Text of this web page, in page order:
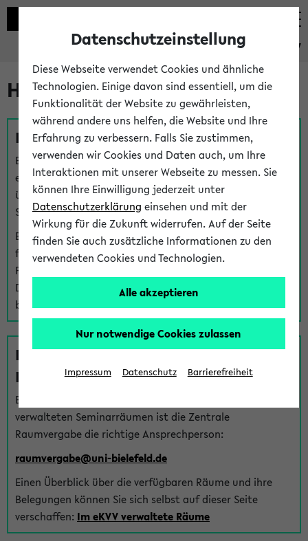
eKVV
Hilfe & Kontakt
Fragen zu einzelnen Veranstaltungen
Bei inhaltlichen und organisatorischen Fragen zu
einzelnen Veranstaltungen finden Sie Ansprechpersonen
über denFragen-Link bei jeder Veranstaltung. Der BIS
Support kann hier meist keine direkte Hilfe leisten.
Bei Veranstaltungen mit eKVV Teilnahmemanagement
finden Sie eine Auskunft über die Personen, die Ihre
Platzzuteilung im eKVV eingetragen haben, auf der
Detailseite zum Teilnahmemanagement der
betreffenden Veranstaltung.
Fragen zu im eKVV verwalteten
Räumen
Bei Fragen zur Vergabe von Hörsälen und vom eKVV
verwalteten Seminarräumen ist die Zentrale
Raumvergabe die richtige Ansprechperson:
raumvergabe@uni-bielefeld.de
Einen Überblick über die verfügbaren Räume und ihre
Belegungen können Sie sich selbst auf dieser Seite
verschaffen: Im eKVV verwaltete Räume
Datenschutzeinstellung
Diese Webseite verwendet Cookies und ähnliche
Technologien. Einige davon sind essentiell, um die
Funktionalität der Website zu gewährleisten,
während andere uns helfen, die Website und Ihre
Erfahrung zu verbessern. Falls Sie zustimmen,
verwenden wir Cookies und Daten auch, um Ihre
Interaktionen mit unserer Webseite zu messen. Sie
können Ihre Einwilligung jederzeit unter
Datenschutzerklärung einsehen und mit der
Wirkung für die Zukunft widerrufen. Auf der Seite
finden Sie auch zusätzliche Informationen zu den
verwendeten Cookies und Technologien.
Alle akzeptieren
Nur notwendige Cookies zulassen
Impressum Datenschutz Barrierefreiheit